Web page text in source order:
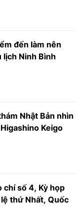
đến làm nên
lịch Ninh Bình
Nhật Bản nhìn
Keigo
chí số 4, Kỳ họp
thứ Nhất, Quốc